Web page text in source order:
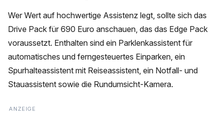
Wer Wert auf hochwertige Assistenz legt, sollte sich das
Drive Pack für 690 Euro anschauen, das das Edge Pack
voraussetzt. Enthalten sind ein Parklenkassistent für
automatisches und ferngesteuertes Einparken, ein
Spurhalteassistent mit Reiseassistent, ein Notfall- und
Stauassistent sowie die Rundumsicht-Kamera.